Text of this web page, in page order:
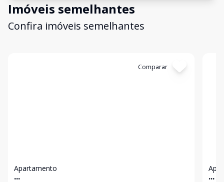
Imóveis semelhantes
Confira imóveis semelhantes
Comparar
Apartamento
... ...